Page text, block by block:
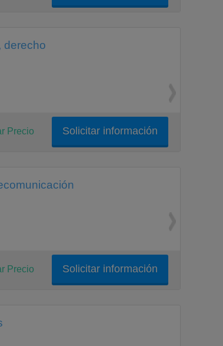
derecho
Solicitar información
Precio
Solicitar información
Precio